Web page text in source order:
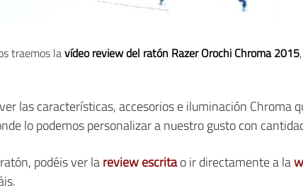
traemos lavídeo review del ratón Razer Orochi Chroma 2015
las características, accesorios e iluminación Chroma
lo podemos personalizar a nuestro gusto con
podéis ver lareview escritao ir directamente a la